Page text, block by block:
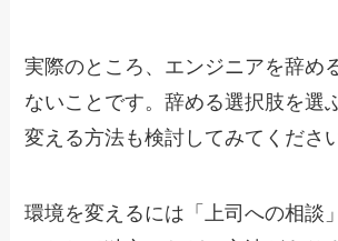
実際のところ、エンジニアを辞め
ないことです。辞める選択肢を選
変える方法も検討してみてくださ
環境を変えるには「上司への相談